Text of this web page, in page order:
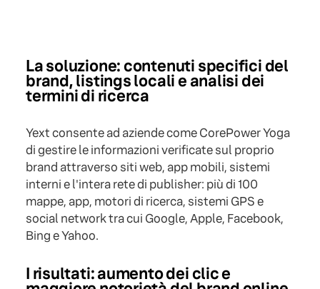
La soluzione: contenuti specifici del
brand, listings locali e analisi dei
termini di ricerca
Yext consente ad aziende come CorePower Yoga
di gestire le informazioni verificate sul proprio
brand attraverso siti web, app mobili, sistemi
interni e l'intera rete di publisher: più di 100
mappe, app, motori di ricerca, sistemi GPS e
social network tra cui Google, Apple, Facebook,
Bing e Yahoo.
I risultati: aumento dei clic e